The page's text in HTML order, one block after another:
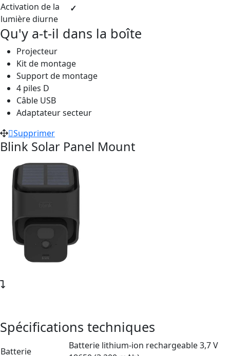
Activation de la
lumière diurne
✓
Qu'y a-t-il dans la boîte
Projecteur
Kit de montage
Support de montage
4 piles D
Câble USB
Adaptateur secteur
Supprimer
Blink Solar Panel Mount
Spécifications techniques
Batterie
Batterie lithium-ion rechargeable 3,7 V